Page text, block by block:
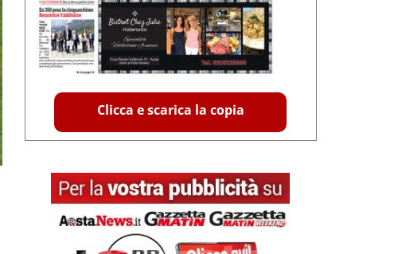
Clicca e scarica la copia